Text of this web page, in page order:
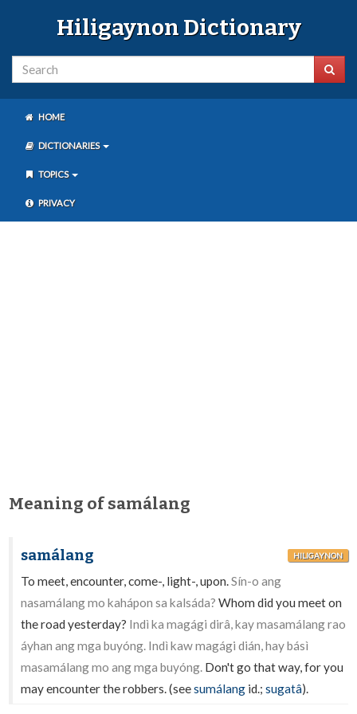
Hiligaynon Dictionary
HOME
DICTIONARIES
TOPICS
PRIVACY
Meaning of samálang
samálang HILIGAYNON
To meet, encounter, come-, light-, upon.Sín-o ang
nasamálang mo kahápon sa kalsáda? Whom did you meet on
the road yesterday? Indì ka magági dirâ, kay masamálang rao
áyhan ang mga buyóng. Indì kaw magági dián, hay básì
masamálang mo ang mga buyóng. Don't go that way, for you
may encounter the robbers. (seesumálang id.;sugatâ).